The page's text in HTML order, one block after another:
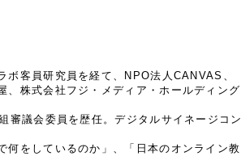
客員研究員を経て、NPO法人CANVAS、
、株式会社フジ・メディア・ホールディング
審議会委員を歴任。デジタルサイネージコン
何をしているのか」、「日本のオンライン教